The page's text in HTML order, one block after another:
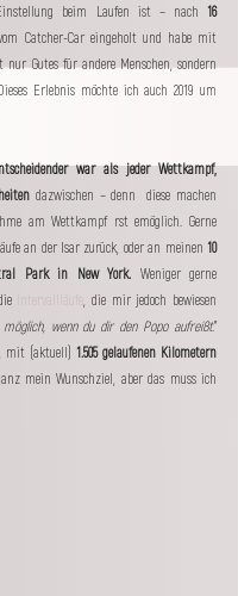
beim Laufen ist – nach 16
Catcher-Car eingeholt und habe mit
Gutes für andere Menschen, sondern
Erlebnis möchte ich auch 2019 um
war als jeder Wettkampf,
dazwischen – denn  diese machen
am Wettkampf rst emöglich. Gerne
an der Isar zurück, oder an meinen 10
Park in New York. Weniger gerne
Intervallläufe, die mir jedoch bewiesen
möglich, wenn du dir den Popo aufreißt."
mit (aktuell) 1.505 gelaufenen Kilometern
mein Wunschziel, aber das muss ich